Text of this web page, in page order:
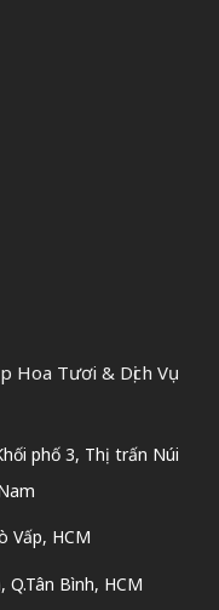
Hoa Tươi & Dịch Vụ
phố 3, Thị trấn Núi
Vấp, HCM
Bình, HCM